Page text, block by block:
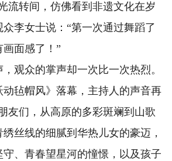
流转间，仿佛看到非遗文化在岁
李女士说：“第一次通过舞蹈了
面感了！”
众的掌声却一次比一次热烈。
动毡帽风》落幕，主持人的声音再
友们，从高原的多彩斑斓到山歌
丝线的细腻到华热儿女的豪迈，
、青春望星河的憧憬，以及孩子